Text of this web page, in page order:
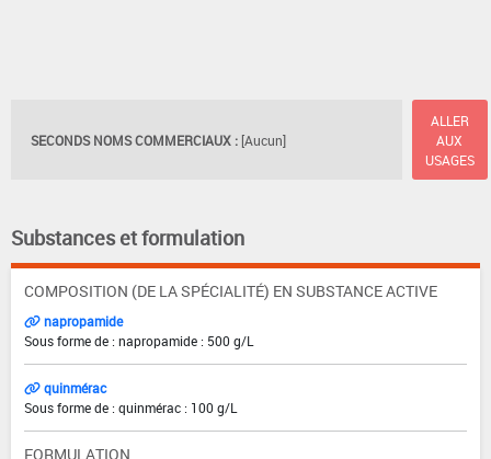
SECONDS NOMS COMMERCIAUX : [Aucun]
ALLER
AUX
USAGES
Substances et formulation
COMPOSITION (DE LA SPÉCIALITÉ) EN SUBSTANCE ACTIVE
napropamide
Sous forme de : napropamide : 500 g/L
quinmérac
Sous forme de : quinmérac : 100 g/L
FORMULATION